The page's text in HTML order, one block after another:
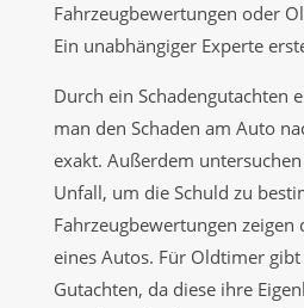
Fahrzeugbewertungen oder
Ein unabhängiger Experte
Durch ein Schadengutachten
man den Schaden am Auto
exakt. Außerdem
Unfall, um die Schuld zu
Fahrzeugbewertungen
eines Autos. Für Oldtimer
Gutachten, da diese ihre